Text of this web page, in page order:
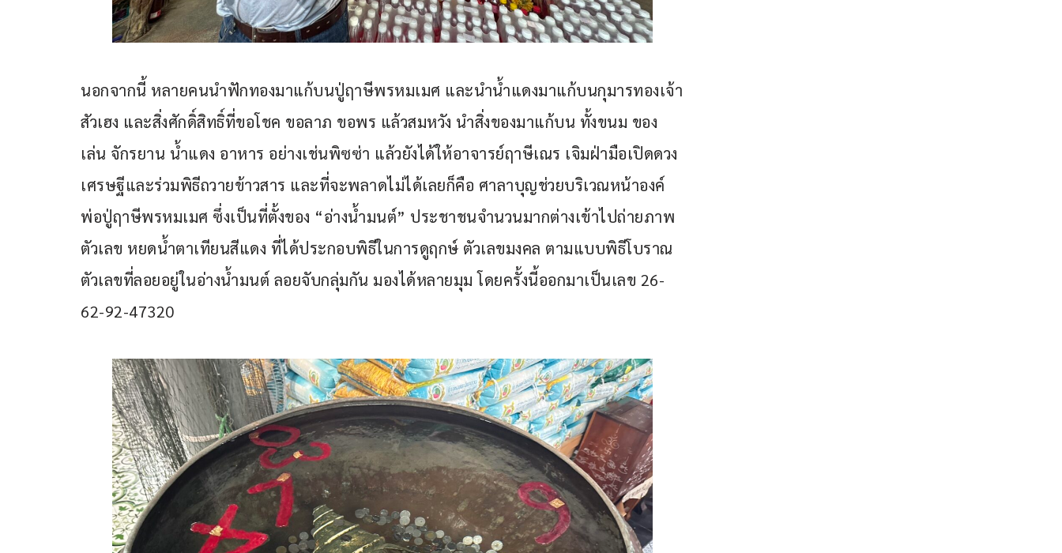
นอกจากนี้ หลายคนนำฟักทองมาแก้บนปู่ฤาษีพรหมเมศ และนำน้ำแดงมาแก้บนกุมารทองเจ้า
สัวเฮง และสิ่งศักดิ์สิทธิ์ที่ขอโชค ขอลาภ ขอพร แล้วสมหวัง นำสิ่งของมาแก้บน ทั้งขนม ของ
เล่น จักรยาน น้ำแดง อาหาร อย่างเช่นพิซซ่า แล้วยังได้ให้อาจารย์ฤาษีเณร เจิมฝ่ามือเปิดดวง
เศรษฐีและร่วมพิธีถวายข้าวสาร และที่จะพลาดไม่ได้เลยก็คือ ศาลาบุญช่วยบริเวณหน้าองค์
พ่อปู่ฤาษีพรหมเมศ ซึ่งเป็นที่ตั้งของ “อ่างน้ำมนต์” ประชาชนจำนวนมากต่างเข้าไปถ่ายภาพ
ตัวเลข หยดน้ำตาเทียนสีแดง ที่ได้ประกอบพิธีในการดูฤกษ์ ตัวเลขมงคล ตามแบบพิธีโบราณ
ตัวเลขที่ลอยอยู่ในอ่างน้ำมนต์ ลอยจับกลุ่มกัน มองได้หลายมุม โดยครั้งนี้ออกมาเป็นเลข 26-
62-92-47320